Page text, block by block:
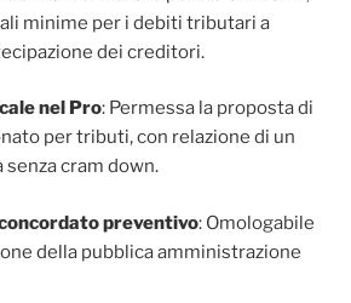
minime per i debiti tributari a
dei creditori.
nel Pro: Permessa la proposta di
per tributi, con relazione di un
cram down.
preventivo: Omologabile
della pubblica amministrazione